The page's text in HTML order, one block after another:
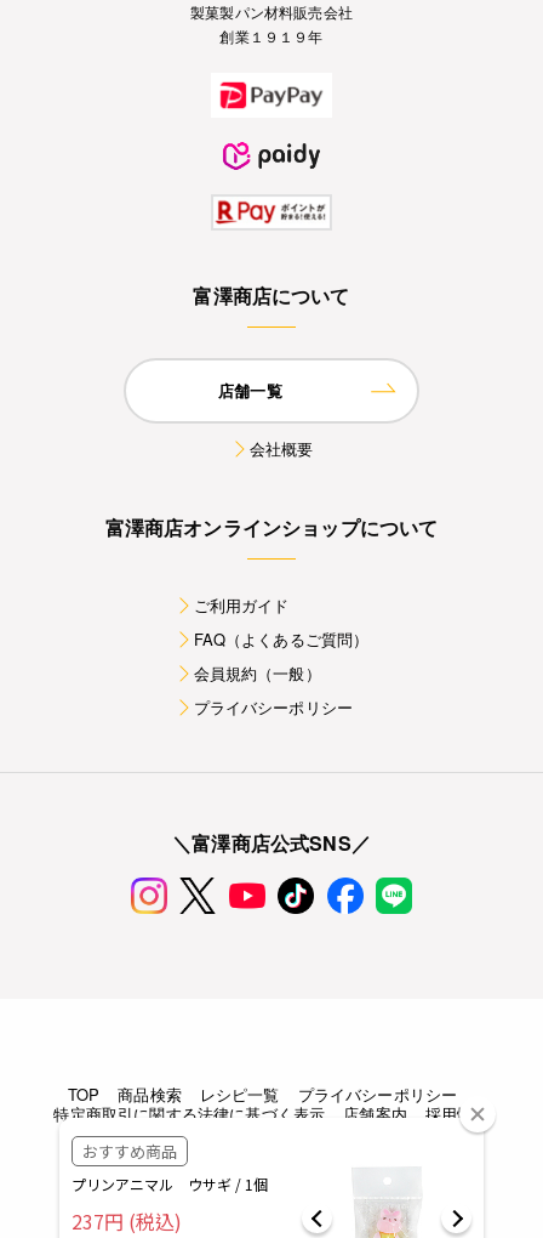
製菓製パン材料販売会社
創業１９１９年
富澤商店について
店舗一覧
会社概要
富澤商店オンラインショップについて
ご利用ガイド
FAQ（よくあるご質問）
会員規約（一般）
プライバシーポリシー
＼富澤商店公式SNS／
TOP 商品検索 レシピ一覧
プライバシーポリシー
特定商取引に関する法律に基づく表示
店舗案内 採用情報
Copyright © TOMIZAWA SHOUTEN All rights reserved.